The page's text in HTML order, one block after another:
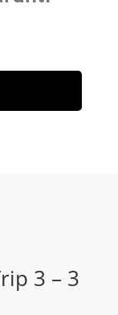
3 – 3